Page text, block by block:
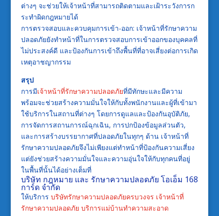
ต่างๆ จะช่วยให้เจ้าหน้าที่สามารถติดตามและเฝ้าระวังการก
ระทำผิดกฎหมายได้
การตรวจสอบและควบคุมการเข้า-ออก: เจ้าหน้าที่รักษาความ
ปลอดภัยยังทำหน้าที่ในการตรวจสอบการเข้าออกของบุคคลที่
ไม่ประสงค์ดี และป้องกันการเข้าถึงพื้นที่ที่อาจเสี่ยงต่อการเกิด
เหตุอาชญากรรม
สรุป
การมีเจ้าหน้าที่รักษาความปลอดภัยที่มีทักษะและมีความ
พร้อมจะช่วยสร้างความมั่นใจให้กับทั้งพนักงานและผู้ที่เข้ามา
ใช้บริการในสถานที่ต่างๆ โดยการดูแลและป้องกันอุบัติภัย,
การจัดการสถานการณ์ฉุกเฉิน, การปกป้องข้อมูลส่วนตัว,
และการสร้างบรรยากาศที่ปลอดภัยในทุกๆ ด้าน เจ้าหน้าที่
รักษาความปลอดภัยจึงไม่เพียงแต่ทำหน้าที่ป้องกันความเสี่ยง
แต่ยังช่วยสร้างความมั่นใจและความอุ่นใจให้กับทุกคนที่อยู่
ในพื้นที่นั้นได้อย่างเต็มที่
บริษัท กฎหมาย และ รักษาความปลอดภัย โอเอ็ม 168
การ์ด จำกัด
ให้บริการ บริษัทรักษาความปลอดภัยครบวงจร เจ้าหน้าที่
รักษาความปลอดภัย บริการแม่บ้านทำความสะอาด